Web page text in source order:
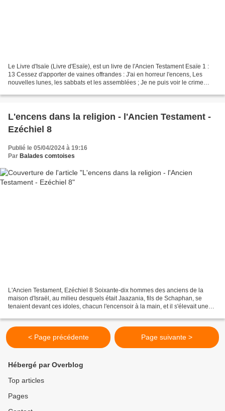
Le Livre d'Isaïe (Livre d'Esaïe), est un livre de l'Ancien Testament Esaïe 1 :
13 Cessez d'apporter de vaines offrandes : J'ai en horreur l'encens, Les
nouvelles lunes, les sabbats et les assemblées ; Je ne puis voir le crime
L'encens dans la religion - l'Ancien Testament -
Ezéchiel 8
Publié le 05/04/2024 à 19:16
Par Balades comtoises
L'Ancien Testament, Ezéchiel 8 Soixante-dix hommes des anciens de la
maison d'Israël, au milieu desquels était Jaazania, fils de Schaphan, se
tenaient devant ces idoles, chacun l'encensoir à la main, et il s'élevait une
< Page précédente Page suivante >
Hébergé par Overblog
Top articles
Pages